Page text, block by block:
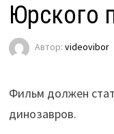
Юрского
Автор: videovibor
Фильм должен
динозавров.